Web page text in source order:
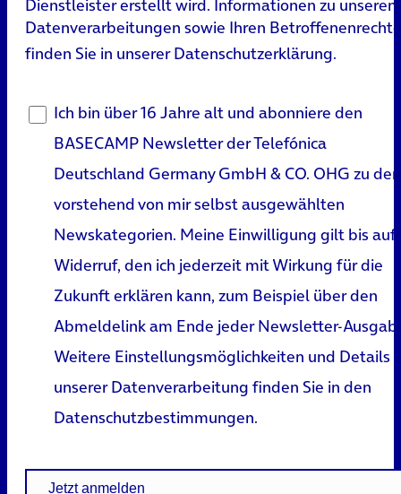
Dienstleister erstellt wird. Informationen zu unseren
Datenverarbeitungen sowie Ihren
finden Sie in unsererDatenschutzerklärung.
Ich bin über 16 Jahre alt und abonniere den
BASECAMP Newsletter der Telefónica
Deutschland Germany GmbH & CO. OHG zu den
vorstehend von mir selbst ausgewählten
Newskategorien. Meine Einwilligung gilt bis auf
Widerruf, den ich jederzeit mit Wirkung für die
Zukunft erklären kann, zum Beispiel über den
Abmeldelink am Ende jeder Newsletter-
Weitere Einstellungsmöglichkeiten und Details
unserer Datenverarbeitung finden Sie in den
Datenschutzbestimmungen.
Jetzt anmelden